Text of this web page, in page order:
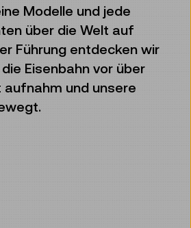
Modelle und jede
über die Welt auf
Führung entdecken wir
Eisenbahn vor über
aufnahm und unsere